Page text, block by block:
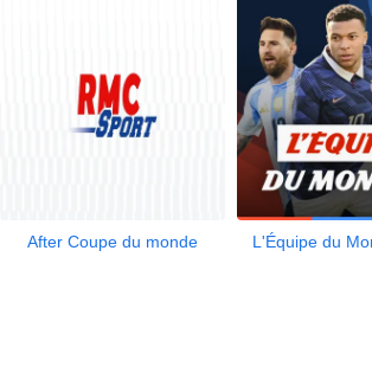
After Coupe du monde L'Équipe du